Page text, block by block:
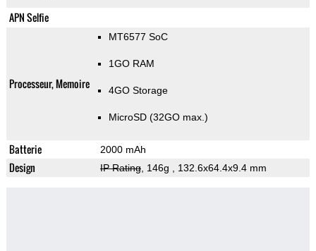
APN Selfie
Processeur, Memoire
MT6577 SoC
1GO RAM
4GO Storage
MicroSD (32GO max.)
Batterie 2000 mAh
Design IP Rating, 146g , 132.6x64.4x9.4 mm